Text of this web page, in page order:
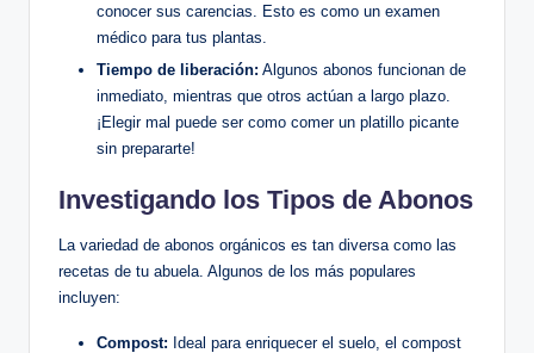
conocer sus carencias. Esto es como un examen
médico para tus plantas.
Tiempo de liberación: Algunos abonos funcionan de
inmediato, mientras que otros actúan a largo plazo.
¡Elegir mal puede ser como comer un platillo picante
sin prepararte!
Investigando los Tipos de Abonos
La variedad de abonos orgánicos es tan diversa como las
recetas de tu abuela. Algunos de los más populares
incluyen:
Compost: Ideal para enriquecer el suelo, el compost